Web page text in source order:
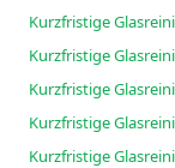
Kurzfristige
Kurzfristige
Kurzfristige
Kurzfristige
Kurzfristige